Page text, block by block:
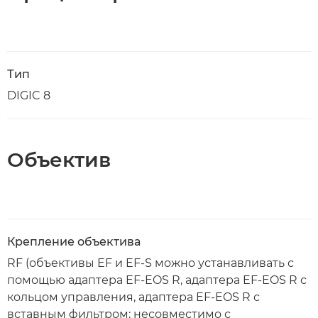
Тип
DIGIC 8
Объектив
Крепление объектива
RF (объективы EF и EF-S можно устанавливать с
помощью адаптера EF-EOS R, адаптера EF-EOS R с
кольцом управления, адаптера EF-EOS R с
вставным фильтром; несовместимо с